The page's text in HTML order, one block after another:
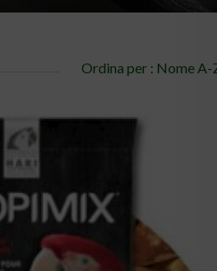
Ordina per : Nome